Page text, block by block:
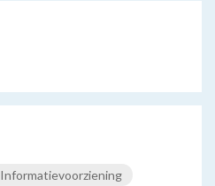
Informatievoorziening